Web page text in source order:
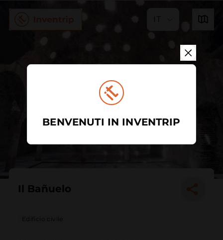
IT
Il Bañuelo
Edificio civile
BENVENUTI IN INVENTRIP